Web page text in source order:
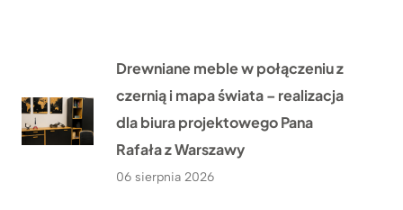
Drewniane meble w połączeniu z
czernią i mapa świata – realizacja
dla biura projektowego Pana
Rafała z Warszawy
06 sierpnia 2026